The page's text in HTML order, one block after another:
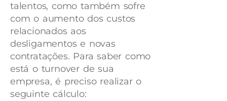
talentos, como também sofre
com o aumento dos custos
relacionados aos
desligamentos e novas
contratações. Para saber como
está o turnover de sua
empresa, é preciso realizar o
seguinte cálculo: